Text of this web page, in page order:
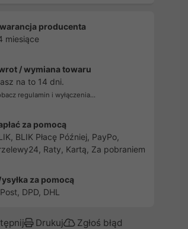
producenta
miesiące
/ wymiana towaru
na to 14 dni.
regulamin i wyłączenia...
za pomocą
BLIK Płacę Później, PayPo,
Raty, Kartą, Za pobraniem
za pomocą
DPD, DHL
Drukuj Zgłoś błąd